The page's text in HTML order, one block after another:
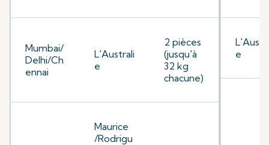
Mumbai/
Delhi/Ch
ennai
L'Australi
e
2 pièces
(jusqu'à
32 kg
chacune)
Maurice
/Rodrigu
e